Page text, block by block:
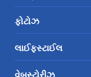
ફોટોઝ
લાઈફસ્ટાઈલ
વેબસ્ટોરીઝ